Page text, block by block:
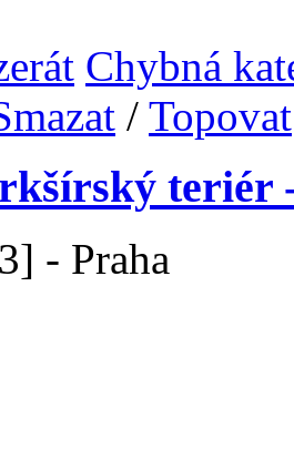
Chybná
/ Topovat
teriér
- Praha